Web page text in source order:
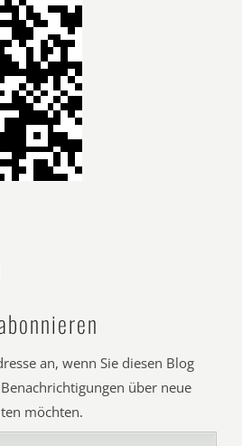
an, wenn Sie diesen Blog
über neue
möchten.